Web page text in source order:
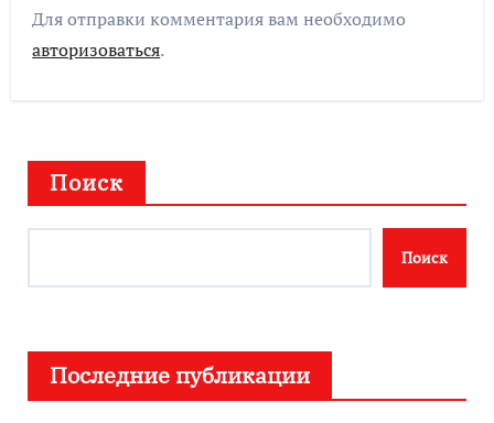
Для отправки комментария вам необходимо
авторизоваться.
Поиск
Поиск
Последние публикации